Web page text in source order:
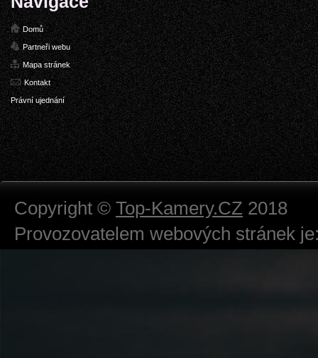
Domů
Partneři webu
Mapa stránek
Kontakt
Právní ujednání
Copyright © Top-Kamery.CZ 2018
Provozovatelem webových stránek